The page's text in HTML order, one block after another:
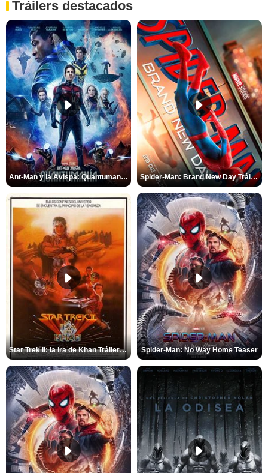
Tráilers destacados
Ant-Man y la Avispa: Quantumanía Tráiler (2) Spider-Man: Brand New Day Tráiler (3)
Star Trek II: la ira de Khan Tráiler VO Spider-Man: No Way Home Teaser